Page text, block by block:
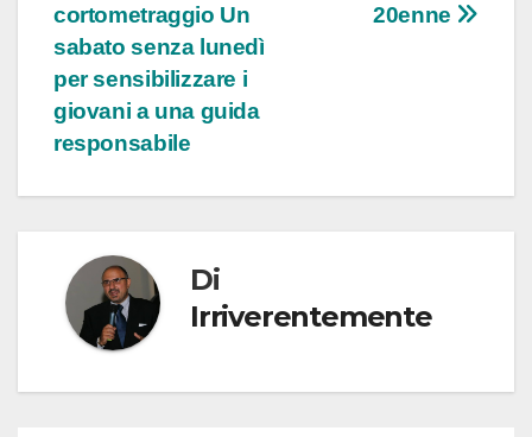
20enne
cortometraggio Un
sabato senza lunedì
per sensibilizzare i
giovani a una guida
responsabile
Di
Irriverentemente